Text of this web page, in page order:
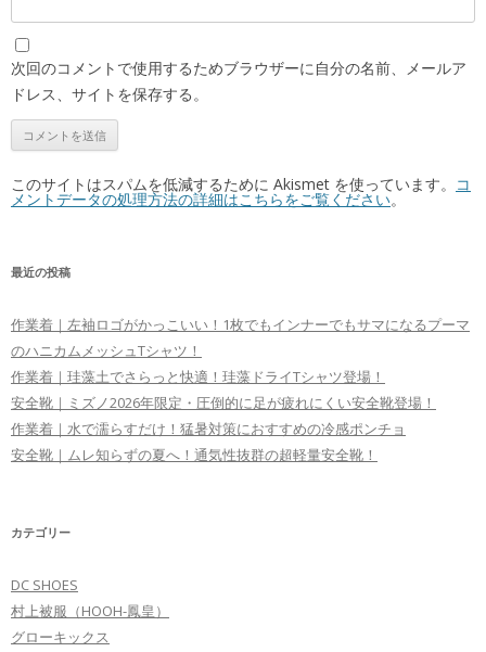
次回のコメントで使用するためブラウザーに自分の名前、メールア
ドレス、サイトを保存する。
このサイトはスパムを低減するために Akismet を使っています。 コ
メントデータの処理方法の詳細はこちらをご覧ください。
最近の投稿
作業着｜左袖ロゴがかっこいい！1枚でもインナーでもサマになるプーマ
のハニカムメッシュTシャツ！
作業着｜珪藻土でさらっと快適！珪藻ドライTシャツ登場！
安全靴｜ミズノ2026年限定・圧倒的に足が疲れにくい安全靴登場！
作業着｜水で濡らすだけ！猛暑対策におすすめの冷感ポンチョ
安全靴｜ムレ知らずの夏へ！通気性抜群の超軽量安全靴！
カテゴリー
DC SHOES
村上被服（HOOH-鳳皇）
グローキックス